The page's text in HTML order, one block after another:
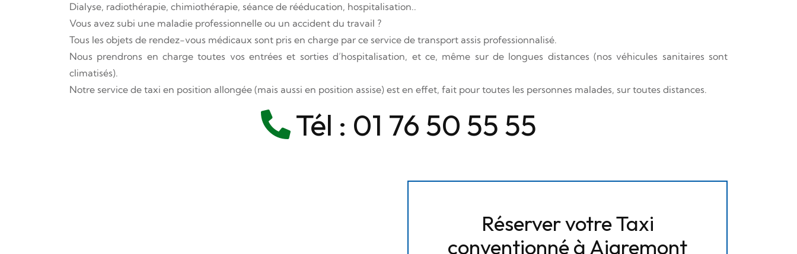
Dialyse, radiothérapie, chimiothérapie, séance de rééducation, hospitalisation..
Vous avez subi une maladie professionnelle ou un accident du travail ?
Tous les objets de rendez-vous médicaux sont pris en charge par ce service de transport assis professionnalisé.
Nous prendrons en charge toutes vos entrées et sorties d’hospitalisation, et ce, même sur de longues distances (nos véhicules sanitaires sont
climatisés).
Notre service de taxi en position allongée (mais aussi en position assise) est en effet, fait pour toutes les personnes malades, sur toutes distances.
Tél : 01 76 50 55 55
Réserver votre Taxi
conventionné à Aigremont